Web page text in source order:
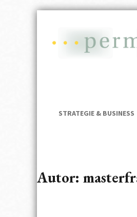
STRATEGIE & BUSINESS
Autor: